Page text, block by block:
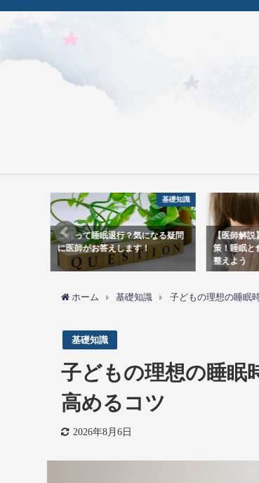
基礎知識
【医師解説】子供のウイルス対
策！睡眠と食事で免疫システムを
整えよう
【夜驚症と
因・対処法
説
ホーム 基礎知識 子どもの理想の睡眠
基礎知識
子どもの理想の睡眠
高めるコツ
2026年8月6日